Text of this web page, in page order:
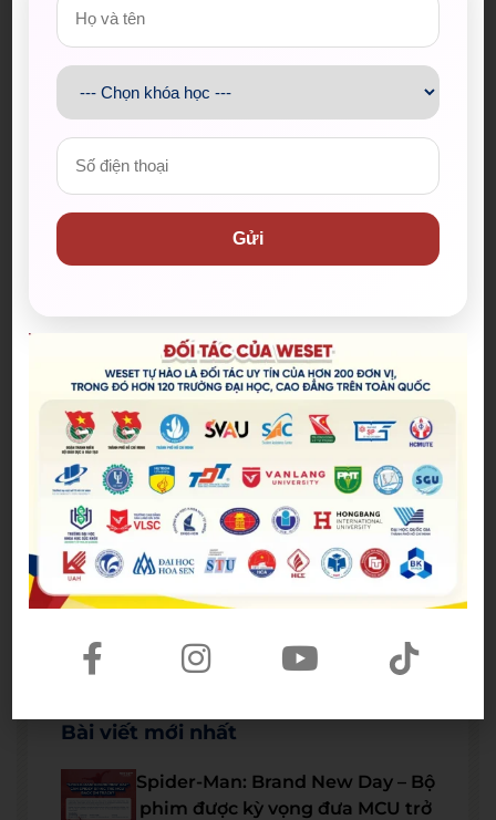
Bài mẫu Writing Task 1 – Dạng Bar Chart | Chủ đề: Air
Bài mẫu Writing Task 1 – Dạng Pie Chart | Chủ đề: En
WESET
Bài viết mới nhất
Spider-Man: Brand New Day – Bộ
phim được kỳ vọng đưa MCU trở
Gửi